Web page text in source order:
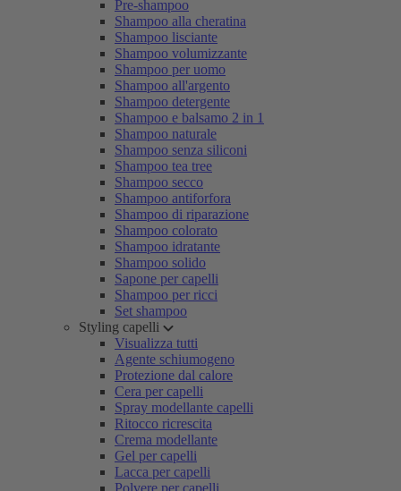
Pre-shampoo
Shampoo alla cheratina
Shampoo lisciante
Shampoo volumizzante
Shampoo per uomo
Shampoo all'argento
Shampoo detergente
Shampoo e balsamo 2 in 1
Shampoo naturale
Shampoo senza siliconi
Shampoo tea tree
Shampoo secco
Shampoo antiforfora
Shampoo di riparazione
Shampoo colorato
Shampoo idratante
Shampoo solido
Sapone per capelli
Shampoo per ricci
Set shampoo
Styling capelli
Visualizza tutti
Agente schiumogeno
Protezione dal calore
Cera per capelli
Spray modellante capelli
Ritocco ricrescita
Crema modellante
Gel per capelli
Lacca per capelli
Polvere per capelli